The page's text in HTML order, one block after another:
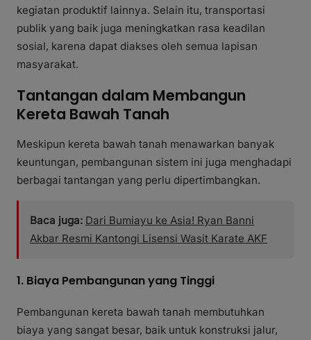
kegiatan produktif lainnya. Selain itu, transportasi
publik yang baik juga meningkatkan rasa keadilan
sosial, karena dapat diakses oleh semua lapisan
masyarakat.
Tantangan dalam Membangun
Kereta Bawah Tanah
Meskipun kereta bawah tanah menawarkan banyak
keuntungan, pembangunan sistem ini juga menghadapi
berbagai tantangan yang perlu dipertimbangkan.
Baca juga: Dari Bumiayu ke Asia! Ryan Banni
Akbar Resmi Kantongi Lisensi Wasit Karate AKF
1. Biaya Pembangunan yang Tinggi
Pembangunan kereta bawah tanah membutuhkan
biaya yang sangat besar, baik untuk konstruksi jalur,